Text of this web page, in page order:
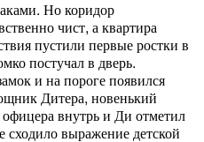
Но коридор
чист, а квартира
пустили первые ростки в
постучал в дверь.
и на пороге появился
Дитера, новенький
внутрь и Ди отметил
выражение детской